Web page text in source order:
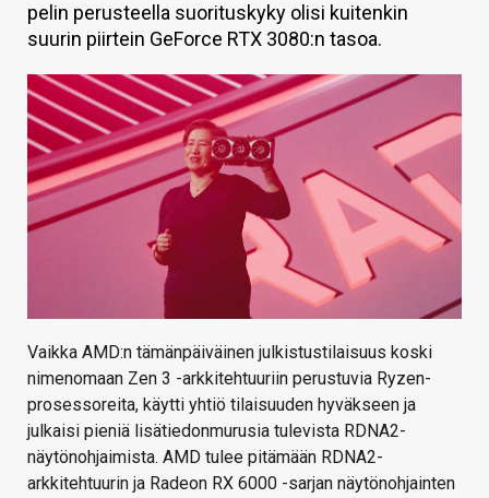
KAUPPA
HAKU
pelin perusteella suorituskyky olisi kuitenkin
suurin piirtein GeForce RTX 3080:n tasoa.
Vaikka AMD:n tämänpäiväinen julkistustilaisuus koski
nimenomaan Zen 3 -arkkitehtuuriin perustuvia Ryzen-
prosessoreita, käytti yhtiö tilaisuuden hyväkseen ja
julkaisi pieniä lisätiedonmurusia tulevista RDNA2-
näytönohjaimista. AMD tulee pitämään RDNA2-
arkkitehtuurin ja Radeon RX 6000 -sarjan näytönohjainten